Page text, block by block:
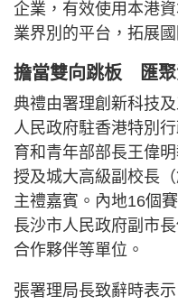
企業，有效使用本港
業界別的平台，拓展國
擔當雙向跳板 匯聚
典禮由署理創新科技
人民政府駐香港特別
育和青年部部長王偉
授及城大高級副校長
主禮嘉賓。內地16個
長沙市人民政府副市
合作夥伴等單位。
張署理局長致辭時表